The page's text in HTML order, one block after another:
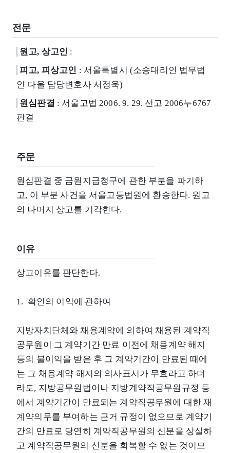
전문
원고, 상고인 :
피고, 피상고인 : 서울특별시 (소송대리인 법무법
인 다울 담당변호사 서정욱)
원심판결 : 서울고법 2006. 9. 29. 선고 2006누6767
판결
주문
원심판결 중 금원지급청구에 관한 부분을 파기하
고, 이 부분 사건을 서울고등법원에 환송한다. 원고
의 나머지 상고를 기각한다.
이유
상고이유를 판단한다.
1. 확인의 이익에 관하여
지방자치단체와 채용계약에 의하여 채용된 계약직
공무원이 그 계약기간 만료 이전에 채용계약 해지
등의 불이익을 받은 후 그 계약기간이 만료된 때에
는 그 채용계약 해지의 의사표시가 무효라고 하더
라도, 지방공무원법이나 지방계약직공무원규정 등
에서 계약기간이 만료되는 계약직공무원에 대한 재
계약의무를 부여하는 근거 규정이 없으므로 계약기
간의 만료로 당연히 계약직공무원의 신분을 상실하
고 계약직공무원의 신분을 회복할 수 없는 것이므